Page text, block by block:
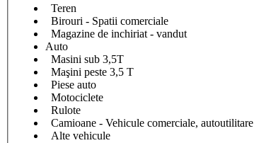
Teren
Birouri - Spatii comerciale
Magazine de inchiriat - vandut
Auto
Masini sub 3,5T
Maşini peste 3,5 T
Piese auto
Motociclete
Rulote
Camioane - Vehicule comerciale, autoutilitare
Alte vehicule